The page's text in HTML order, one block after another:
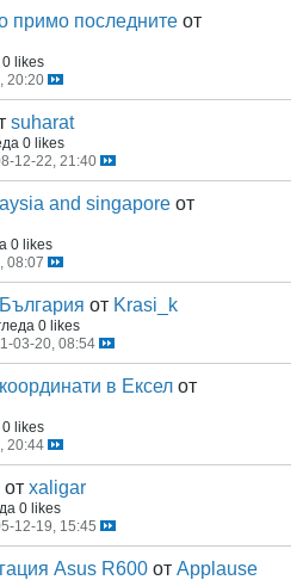
примо последните от
0 likes
20:20
suharat
0 likes
12-22, 21:40
and singapore от
0 likes
08:07
от Krasi_k
0 likes
03-20, 08:54
в Ексел от
0 likes
20:44
от xaligar
0 likes
12-19, 15:45
Asus R600 от Applause